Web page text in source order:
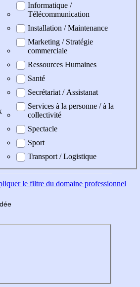
Informatique /
Télécommunication
Installation / Maintenance
Marketing / Stratégie
commerciale
Ressources Humaines
Santé
Secrétariat / Assistanat
Services à la personne / à la
collectivité
Spectacle
Sport
Transport / Logistique
le filtre du domaine professionnel